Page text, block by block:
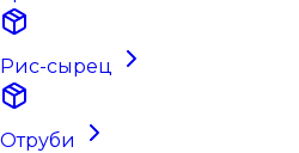
Рис-сырец
Отруби